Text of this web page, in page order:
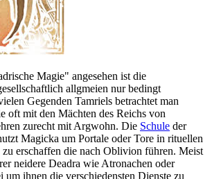
Magie" angesehen ist die
allgmeien nur bedingt
Gegenden Tamriels betrachtet man
oft mit den Mächten des Reichs von
zurecht mit Argwohn. Die Schule der
Magicka um Portale oder Tore in rituellen
erschaffen die nach Oblivion führen. Meist
neidere Deadra wie Atronachen oder
um ihnen die verschiedensten Dienste zu